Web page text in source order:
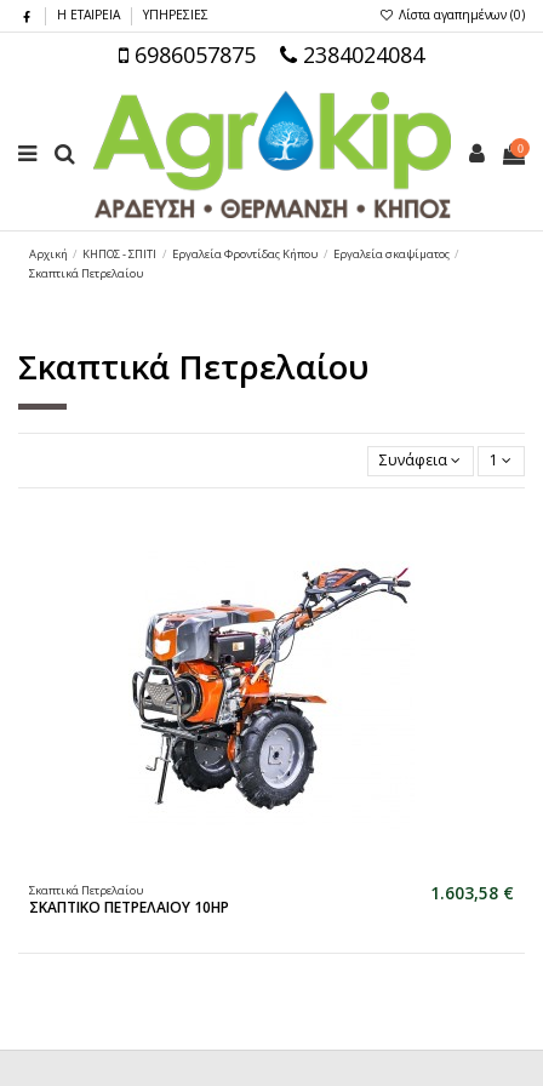
Η ΕΤΑΙΡΕΙΑ ΥΠΗΡΕΣΙΕΣ Λίστα αγαπημένων (0)
6986057875 2384024084
0
Αρχική ΚΗΠΟΣ - ΣΠΙΤΙ Εργαλεία Φροντίδας Κήπου
Εργαλεία σκαψίματος
Σκαπτικά Πετρελαίου
Σκαπτικά Πετρελαίου
Συνάφεια 1
Σκαπτικά Πετρελαίου
ΣΚΑΠΤΙΚΟ ΠΕΤΡΕΛΑΙΟΥ 10HP
1.603,58 €